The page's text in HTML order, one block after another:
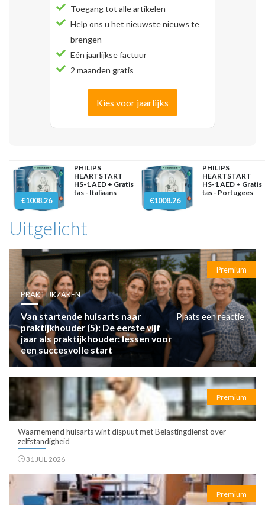
Toegang tot alle artikelen
Help ons u het nieuwste nieuws te
brengen
Eén jaarlijkse factuur
2 maanden gratis
Kies voor jaarlijks
€1008.26
PHILIPS
HEARTSTART
HS-1 AED + Gratis
tas - Italiaans
€1008.26
PHILIPS
HEARTSTART
HS-1 AED + Gratis
tas - Portugees
Uitgelicht
Premium
PRAKTIJKZAKEN
Van startende huisarts naar
praktijkhouder (5): De eerste vijf
jaar als praktijkhouder: lessen voor
een succesvolle start
Plaats een reactie
Premium
Waarnemend huisarts wint dispuut met Belastingdienst over
zelfstandigheid
31 JUL 2026
Premium